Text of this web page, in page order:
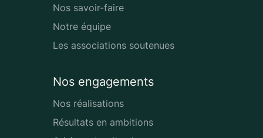
Nos savoir-faire
Notre équipe
Les associations soutenues
Nos engagements
Nos réalisations
Résultats en ambitions